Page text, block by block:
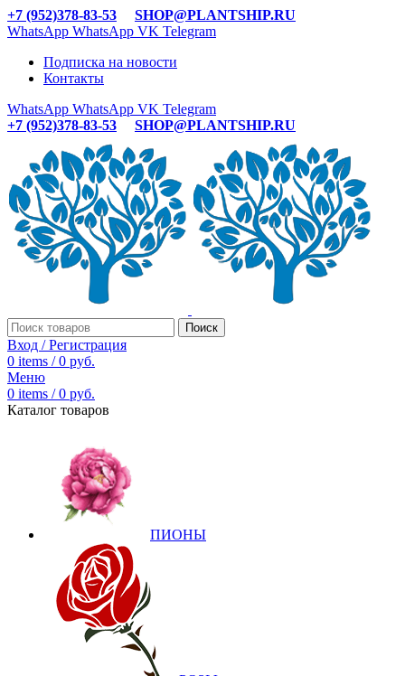
+7 (952)378-83-53
SHOP@PLANTSHIP.RU
WhatsApp WhatsApp VK Telegram
Подписка на новости
Контакты
WhatsApp WhatsApp VK Telegram
+7 (952)378-83-53
SHOP@PLANTSHIP.RU
Поиск
Вход / Регистрация
0 items / 0 руб.
Меню
0 items / 0 руб.
Каталог товаров
ПИОНЫ